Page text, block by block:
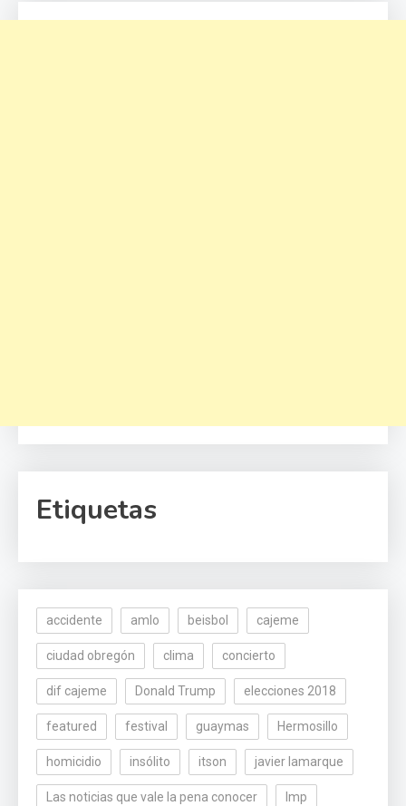
Etiquetas
accidente amlo beisbol cajeme
ciudad obregón clima concierto
dif cajeme Donald Trump elecciones 2018
featured festival guaymas Hermosillo
homicidio insólito itson javier lamarque
Las noticias que vale la pena conocer lmp